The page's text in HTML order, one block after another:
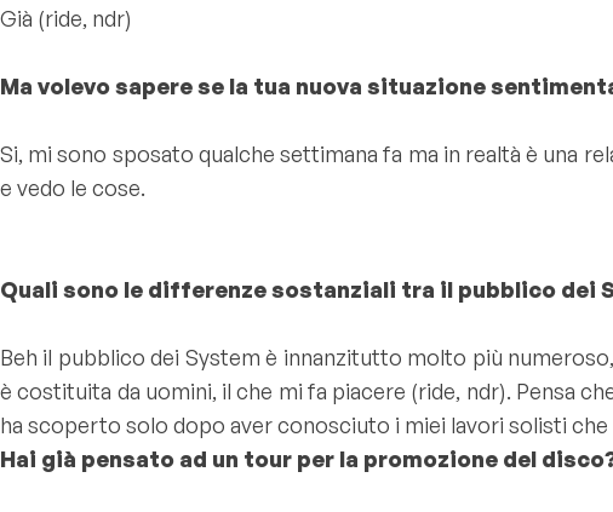
Già (ride, ndr)
Ma volevo sapere se la tua nuova situazione
Si, mi sono sposato qualche settimana fa ma in realtà è una
e vedo le cose.
Quali sono le differenze sostanziali tra il pubblico dei
Beh il pubblico dei System è innanzitutto molto più
è costituita da uomini, il che mi fa piacere (ride, ndr). Pensa
ha scoperto solo dopo aver conosciuto i miei lavori solisti
Hai già pensato ad un tour per la promozione del